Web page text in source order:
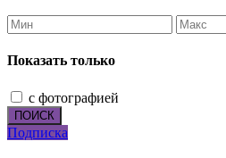
Показать только
с фотографией
ПОИСК
Подписка